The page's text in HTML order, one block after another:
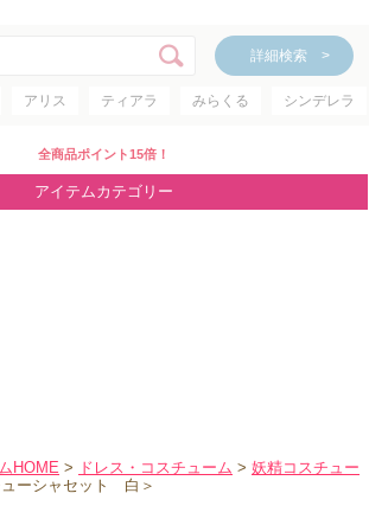
詳細検索 >
アリス ティアラ みらくる シンデレラ
全商品ポイント15倍！
アイテムカテゴリー
HOME > ドレス・コスチューム > 妖精コスチュー
ーシャセット 白＞
詳細検索 >
アイテムカテゴリー
ディズニープリンセス
ディズニキャラクター
アウトレット